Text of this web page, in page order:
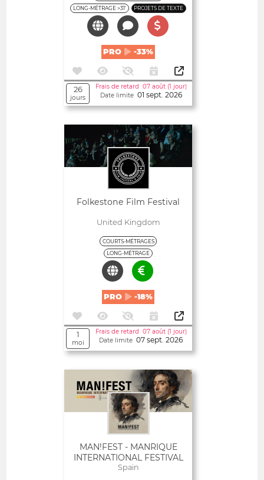
LONG-MÉTRAGE >31'
PROJETS DE TEXTE
PRO -33%
26
jours
Frais de retard 07 août (1 jour)
Date limite 01 sept. 2026
Folkestone Film Festival
United Kingdom
COURTS-MÉTRAGES
LONG-MÉTRAGE
PRO -18%
1
moi
Frais de retard 07 août (1 jour)
Date limite 07 sept. 2026
Ouvert
MAN!FEST - MANRIQUE
INTERNATIONAL FESTIVAL
Spain
Ouvert